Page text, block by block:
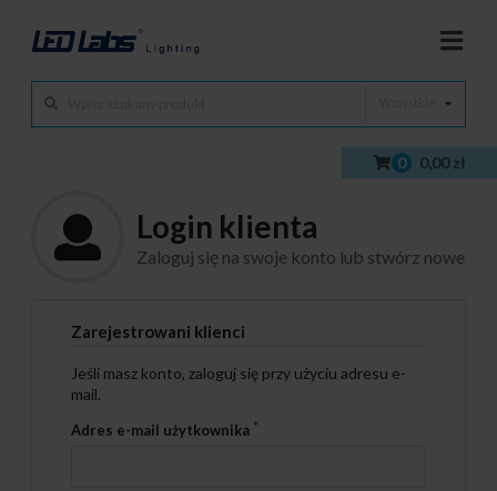
0 0,00 zł
Login klienta
Zaloguj się na swoje konto lub stwórz nowe
Zarejestrowani klienci
Jeśli masz konto, zaloguj się przy użyciu adresu e-
mail.
Adres e-mail użytkownika